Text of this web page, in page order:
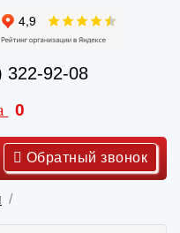
322-92-08
0
Обратный звонок